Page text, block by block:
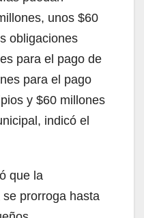
unos $60
obligaciones
para el pago de
para el pago
y $60 millones
indicó el
que la
prorroga hasta